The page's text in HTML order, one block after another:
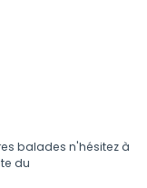
balades n'hésitez à
du